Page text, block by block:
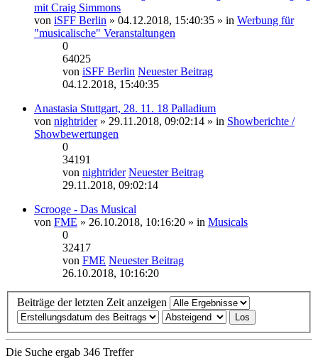
mit Craig Simmons
von iSFF Berlin » 04.12.2018, 15:40:35 » in Werbung für
"musicalische" Veranstaltungen
0
64025
von iSFF Berlin Neuester Beitrag
04.12.2018, 15:40:35
Anastasia Stuttgart, 28. 11. 18 Palladium
von nightrider» 29.11.2018, 09:02:14 » in Showberichte /
Showbewertungen
0
34191
von nightrider Neuester Beitrag
29.11.2018, 09:02:14
Scrooge - Das Musical
von FME » 26.10.2018, 10:16:20 » in Musicals
0
32417
von FME Neuester Beitrag
26.10.2018, 10:16:20
Beiträge der letzten Zeit anzeigen
Die Suche ergab 346 Treffer